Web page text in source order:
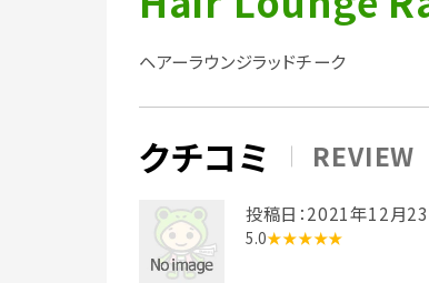
ヘアーラウンジラッドチーク
クチコミ REVIEW
投稿日：2021年12月
5.0★★★★★